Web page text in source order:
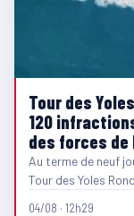
Tour des
120
des forces de
Au terme de neuf
Tour des Yoles
04/08 · 12h29